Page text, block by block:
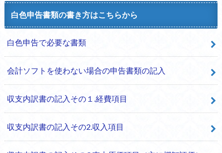
白色申告書類の書き方はこちらから
白色申告で必要な書類
会計ソフトを使わない場合の申告書類の記入
収支内訳書の記入その１.経費項目
収支内訳書の記入その2.収入項目